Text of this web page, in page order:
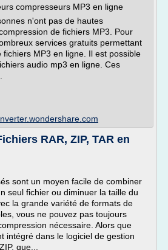
compresseurs MP3 en ligne
n'ont pas de hautes
de fichiers MP3. Pour
services gratuits permettant
MP3 en ligne. Il est possible
audio mp3 en ligne. Ces
RAR, ZIP, TAR en
sont un moyen facile de combiner
seul fichier ou diminuer la taille du
la grande variété de formats de
vous ne pouvez pas toujours
nécessaire. Alors que
intégré dans le logiciel de gestion
que...